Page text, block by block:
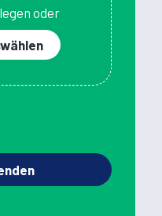
oder